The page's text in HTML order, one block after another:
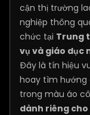
cận thị trường
nghiệp thông
chức tại Trung
vụ và giáo dục
Đây là tín hiệu
hoay tìm hướng
trong màu áo
dành riêng